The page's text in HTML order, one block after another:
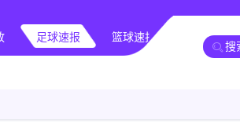
足球速报 篮球速报 其他赛事